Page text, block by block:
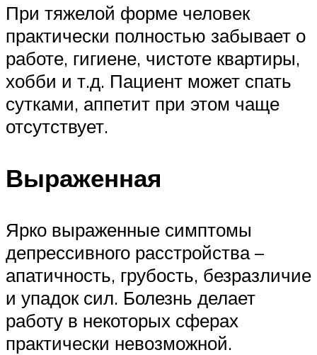
При тяжелой форме человек
практически полностью забывает о
работе, гигиене, чистоте квартиры,
хобби и т.д. Пациент может спать
сутками, аппетит при этом чаще
отсутствует.
Выраженная
Ярко выраженные симптомы
депрессивного расстройства –
апатичность, грубость, безразличие
и упадок сил. Болезнь делает
работу в некоторых сферах
практически невозможной.